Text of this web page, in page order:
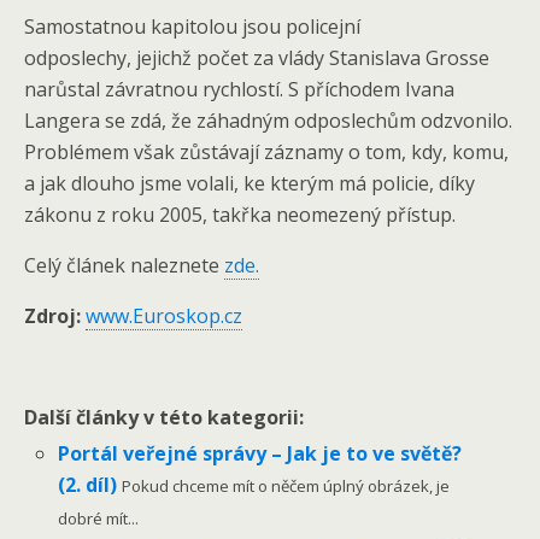
Samostatnou kapitolou jsou policejní
odposlechy, jejichž počet za vlády Stanislava Grosse
narůstal závratnou rychlostí. S příchodem Ivana
Langera se zdá, že záhadným odposlechům odzvonilo.
Problémem však zůstávají záznamy o tom, kdy, komu,
a jak dlouho jsme volali, ke kterým má policie, díky
zákonu z roku 2005, takřka neomezený přístup.
Celý článek naleznete zde.
Zdroj:www.Euroskop.cz
Další články v této kategorii:
Portál veřejné správy – Jak je to ve světě?
(2. díl)Pokud chceme mít o něčem úplný obrázek, je
dobré mít...